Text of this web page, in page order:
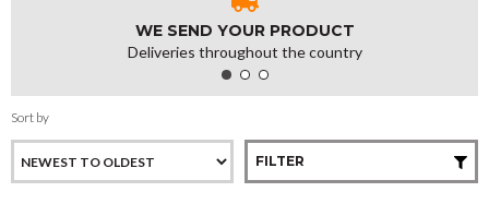
WE SEND YOUR PRODUCT
Deliveries throughout the country
Sort by
FILTER